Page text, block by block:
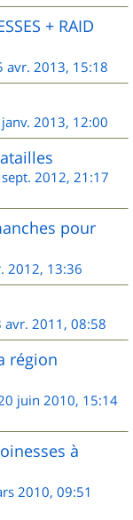
+ RAID
avr. 2013, 15:18
2013, 12:00
2012, 21:17
pour
2012, 13:36
avr. 2011, 08:58
région
juin 2010, 15:14
à
2010, 09:51